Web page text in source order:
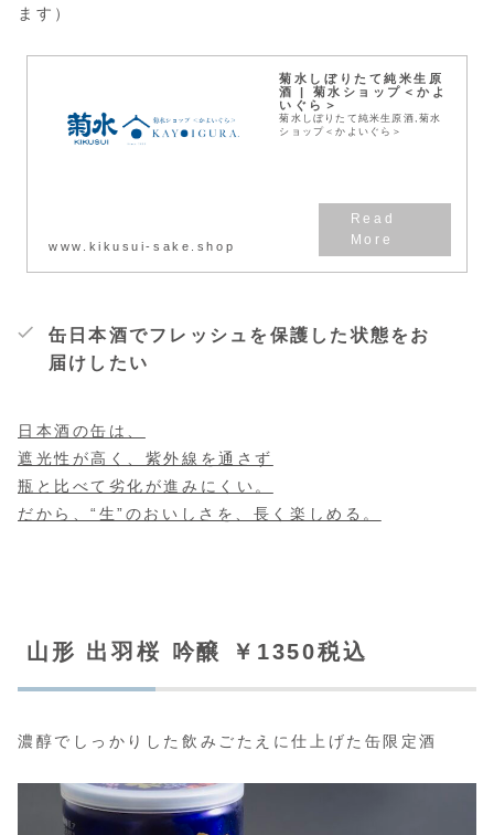
ます）
菊水しぼりたて純米生原
酒 | 菊水ショップ＜かよ
いぐら＞
菊水しぼりたて純米生原酒,菊水
ショップ＜かよいぐら＞
www.kikusui-sake.shop
缶日本酒でフレッシュを保護した状態をお
届けしたい
日本酒の缶は、
遮光性が高く、紫外線を通さず
瓶と比べて劣化が進みにくい。
だから、“生”のおいしさを、長く楽しめる。
山形 出羽桜 吟醸 ￥1350税込
濃醇でしっかりした飲みごたえに仕上げた缶限定酒